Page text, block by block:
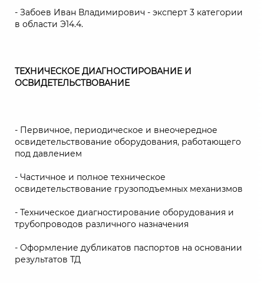
- Забоев Иван Владимирович - эксперт 3 категории
в области Э14.4.
ТЕХНИЧЕСКОЕ ДИАГНОСТИРОВАНИЕ И
ОСВИДЕТЕЛЬСТВОВАНИЕ
- Первичное, периодическое и внеочередное
освидетельствование оборудования, работающего
под давлением
- Частичное и полное техническое
освидетельствование грузоподъемных механизмов
- Техническое диагностирование оборудования и
трубопроводов различного назначения
- Оформление дубликатов паспортов на основании
результатов ТД